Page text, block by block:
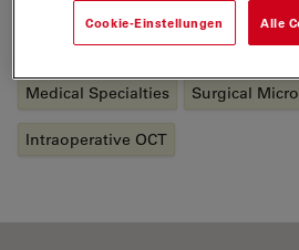
Optical Coherence Tomography
Medical Specialties Surgical
Intraoperative OCT
Cookie-Einstellungen Alle